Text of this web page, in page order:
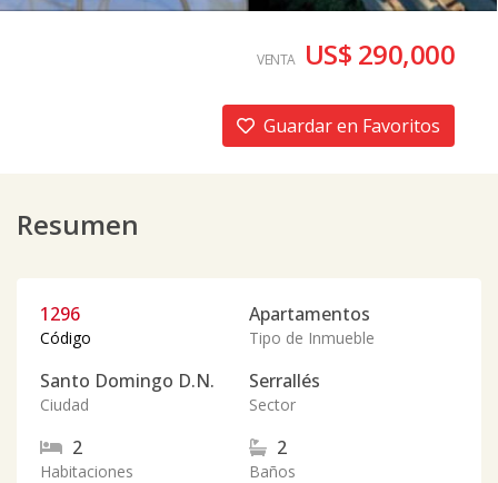
VENTA US$ 290,000
Guardar en Favoritos
Resumen
1296
Código
Apartamentos
Tipo de Inmueble
Santo Domingo D.N.
Ciudad
Serrallés
Sector
2
Habitaciones
2
Baños